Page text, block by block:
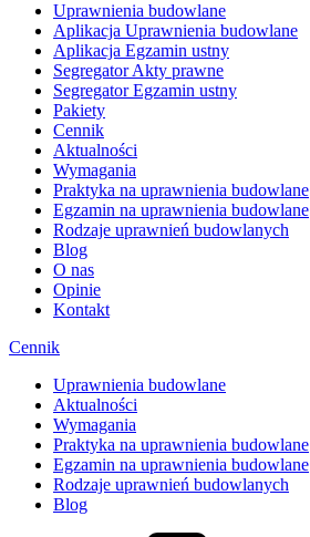
Uprawnienia budowlane
Aplikacja Uprawnienia budowlane
Aplikacja Egzamin ustny
Segregator Akty prawne
Segregator Egzamin ustny
Pakiety
Cennik
Aktualności
Wymagania
Praktyka na uprawnienia budowlane
Egzamin na uprawnienia budowlane
Rodzaje uprawnień budowlanych
Blog
O nas
Opinie
Kontakt
Cennik
Uprawnienia budowlane
Aktualności
Wymagania
Praktyka na uprawnienia budowlane
Egzamin na uprawnienia budowlane
Rodzaje uprawnień budowlanych
Blog